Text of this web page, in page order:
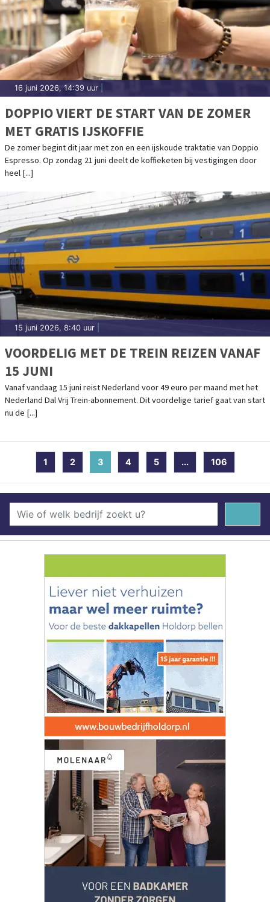
16 juni 2026, 14:39 uur
DOPPIO VIERT DE START VAN DE ZOMER
MET GRATIS IJSKOFFIE
De zomer begint dit jaar met zon en een ijskoude traktatie van Doppio
Espresso. Op zondag 21 juni deelt de koffieketen bij vestigingen door
heel [...]
15 juni 2026, 8:40 uur
VOORDELIG MET DE TREIN REIZEN VANAF
15 JUNI
Vanaf vandaag 15 juni reist Nederland voor 49 euro per maand met het
Nederland Dal Vrij Trein-abonnement. Dit voordelige tarief gaat van start
nu de [...]
1 2 3(current)
4 5 ... 106